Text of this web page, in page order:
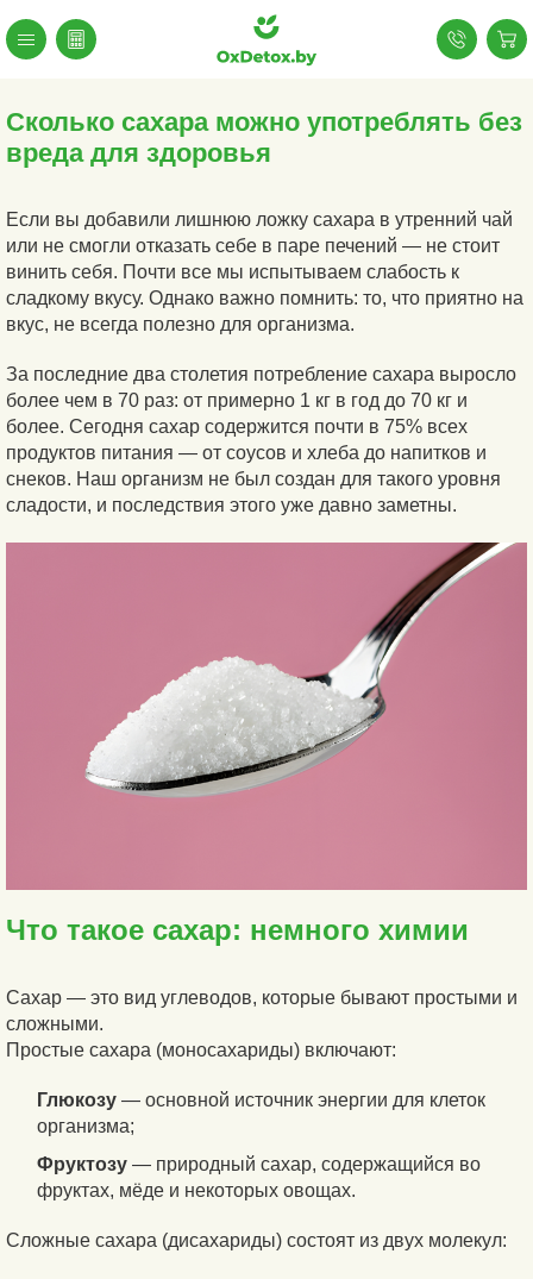
Сколько сахара можно употреблять без
вреда для здоровья
Если вы добавили лишнюю ложку сахара в утренний чай
или не смогли отказать себе в паре печений — не стоит
винить себя. Почти все мы испытываем слабость к
сладкому вкусу. Однако важно помнить: то, что приятно на
вкус, не всегда полезно для организма.
За последние два столетия потребление сахара выросло
более чем в 70 раз: от примерно 1 кг в год до 70 кг и
более. Сегодня сахар содержится почти в 75% всех
продуктов питания — от соусов и хлеба до напитков и
снеков. Наш организм не был создан для такого уровня
сладости, и последствия этого уже давно заметны.
Что такое сахар: немного химии
Сахар — это вид углеводов, которые бывают простыми и
сложными.
Простые сахара (моносахариды) включают:
Глюкозу — основной источник энергии для клеток
организма;
Фруктозу — природный сахар, содержащийся во
фруктах, мёде и некоторых овощах.
Сложные сахара (дисахариды) состоят из двух молекул: